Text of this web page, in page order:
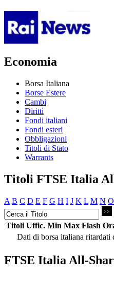
Economia
Borsa Italiana
Borse Estere
Cambi
Diritti
Fondi italiani
Fondi esteri
Obbligazioni
Titoli di Stato
Warrants
Titoli FTSE Italia
A B C D E F G H I J K L M N O
Titoli Uffic. Min Max Flash
Dati di borsa italiana ritardati
FTSE Italia All-